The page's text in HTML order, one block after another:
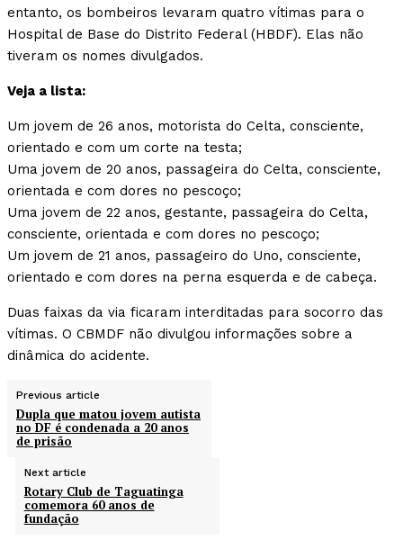
entanto, os bombeiros levaram quatro vítimas para o
Hospital de Base do Distrito Federal (HBDF). Elas não
tiveram os nomes divulgados.
Veja a lista:
Um jovem de 26 anos, motorista do Celta, consciente,
orientado e com um corte na testa;
Uma jovem de 20 anos, passageira do Celta, consciente,
orientada e com dores no pescoço;
Uma jovem de 22 anos, gestante, passageira do Celta,
consciente, orientada e com dores no pescoço;
Um jovem de 21 anos, passageiro do Uno, consciente,
orientado e com dores na perna esquerda e de cabeça.
Duas faixas da via ficaram interditadas para socorro das
vítimas. O CBMDF não divulgou informações sobre a
dinâmica do acidente.
Previous article
Dupla que matou jovem autista
no DF é condenada a 20 anos
de prisão
Next article
Rotary Club de Taguatinga
comemora 60 anos de
fundação